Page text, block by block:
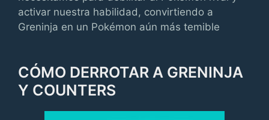
activar nuestra habilidad, convirtiendo a
Greninja en un Pokémon aún más temible
CÓMO DERROTAR A GRENINJA
Y COUNTERS